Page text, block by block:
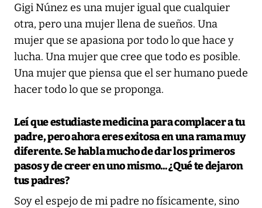
Gigi Núnez es una mujer igual que cualquier
otra, pero una mujer llena de sueños. Una
mujer que se apasiona por todo lo que hace y
lucha. Una mujer que cree que todo es posible.
Una mujer que piensa que el ser humano puede
hacer todo lo que se proponga.
Leí que estudiaste medicina para complacer a tu
padre, pero ahora eres exitosa en una rama muy
diferente. Se habla mucho de dar los primeros
pasos y de creer en uno mismo... ¿Qué te dejaron
tus padres?
Soy el espejo de mi padre no físicamente, sino